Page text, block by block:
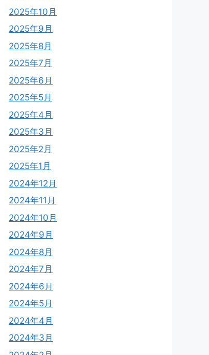
2025年10月
2025年9月
2025年8月
2025年7月
2025年6月
2025年5月
2025年4月
2025年3月
2025年2月
2025年1月
2024年12月
2024年11月
2024年10月
2024年9月
2024年8月
2024年7月
2024年6月
2024年5月
2024年4月
2024年3月